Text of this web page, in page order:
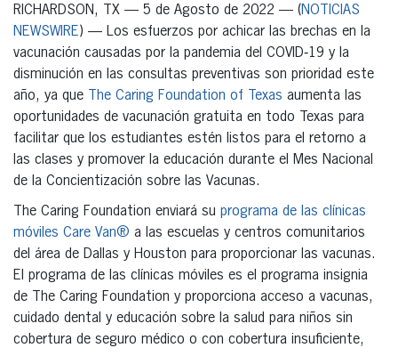
RICHARDSON, TX — 5 de Agosto de 2022 — (NOTICIAS
NEWSWIRE) — Los esfuerzos por achicar las brechas en la
vacunación causadas por la pandemia del COVID‑19 y la
disminución en las consultas preventivas son prioridad este
año, ya que
The Caring Foundation of Texas aumenta las
oportunidades de vacunación gratuita en todo Texas para
facilitar que los estudiantes estén listos para el retorno a
las clases y promover la educación durante el Mes Nacional
de la Concientización sobre las Vacunas.
The Caring Foundation enviará su programa de las clínicas
móviles Care Van® a las escuelas y centros comunitarios
del área de Dallas y Houston para proporcionar las vacunas.
El programa de las clínicas móviles es el programa insignia
de The Caring Foundation y proporciona acceso a vacunas,
cuidado dental y educación sobre la salud para niños sin
cobertura de seguro médico o con cobertura insuficiente,